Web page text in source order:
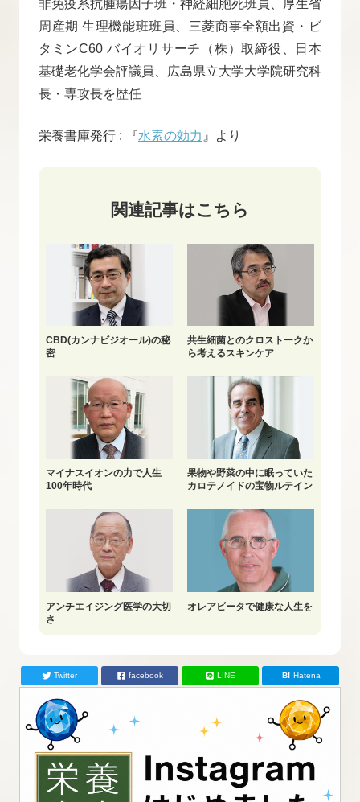
非免疫系抗腫瘍因子班・神経細胞死班員、厚生省
周産期 生理機能班班員、三菱商事全額出資・ビ
タミンC60 バイオリサーチ（株）取締役、日本
基礎老化学会評議員、広島県立大学大学院研究科
長・専攻長を歴任
栄養書庫発行 : 『水素の効力 』より
関連記事はこちら
CBD(カンナビジオール)の秘
密
共生細菌とのクロストークか
ら考えるスキンケア
マイナスイオンの力で人生
100年時代
果物や野菜の中に眠っていた
カロテノイドの宝物ルテイン
アンチエイジング医学の大切
さ
オレアビータで健康な人生を
Twitter facebook LINE Hatena